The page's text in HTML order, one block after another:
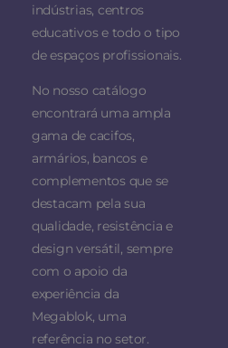
indústrias, centros
educativos e todo o tipo
de espaços profissionais.
No nosso catálogo
encontrará uma ampla
gama de cacifos,
armários, bancos e
complementos que se
destacam pela sua
qualidade, resistência e
design versátil, sempre
com o apoio da
experiência da
Megablok, uma
referência no setor.